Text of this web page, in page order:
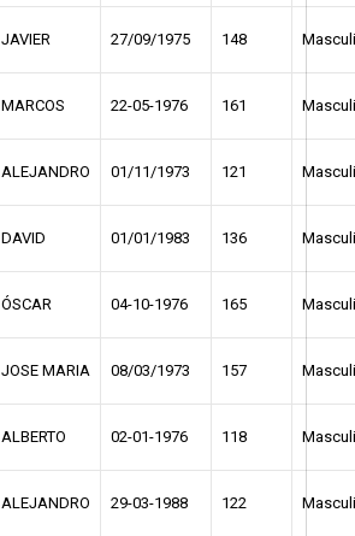
JAVIER 27/09/1975 148
MARCOS 22-05-1976 161
ALEJANDRO 01/11/1973 121
DAVID 01/01/1983 136
ÓSCAR 04-10-1976 165
JOSE MARIA 08/03/1973 157
ALBERTO 02-01-1976 118
ALEJANDRO 29-03-1988 122